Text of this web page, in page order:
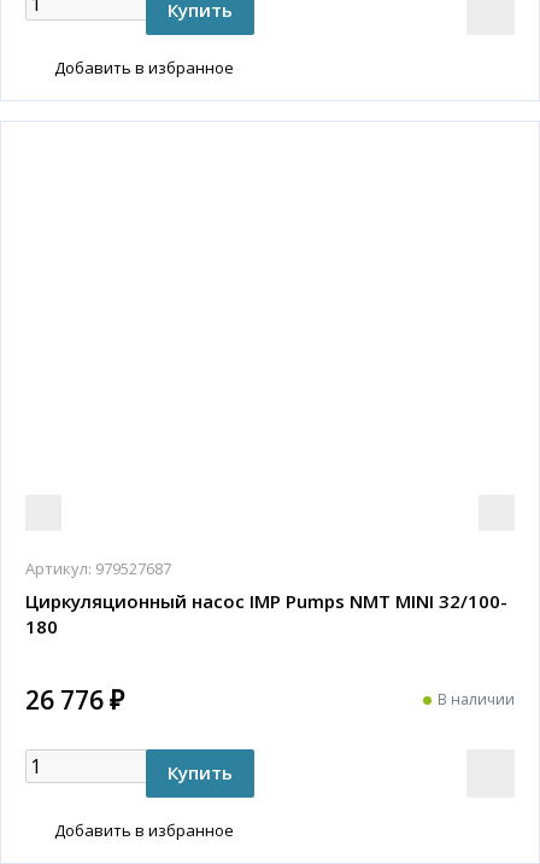
Добавить в избранное
Артикул: 979527687
Циркуляционный насос IMP Pumps NMT MINI 32/100-
180
26 776 ₽ В наличии
Добавить в избранное